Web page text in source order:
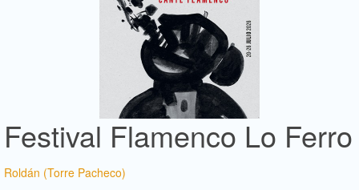
Festival Flamenco Lo Ferro
Roldán (Torre Pacheco)